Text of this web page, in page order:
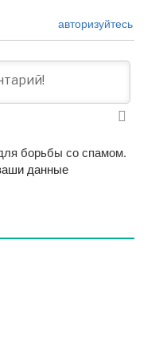
авторизуйтесь
борьбы со спамом.
данные